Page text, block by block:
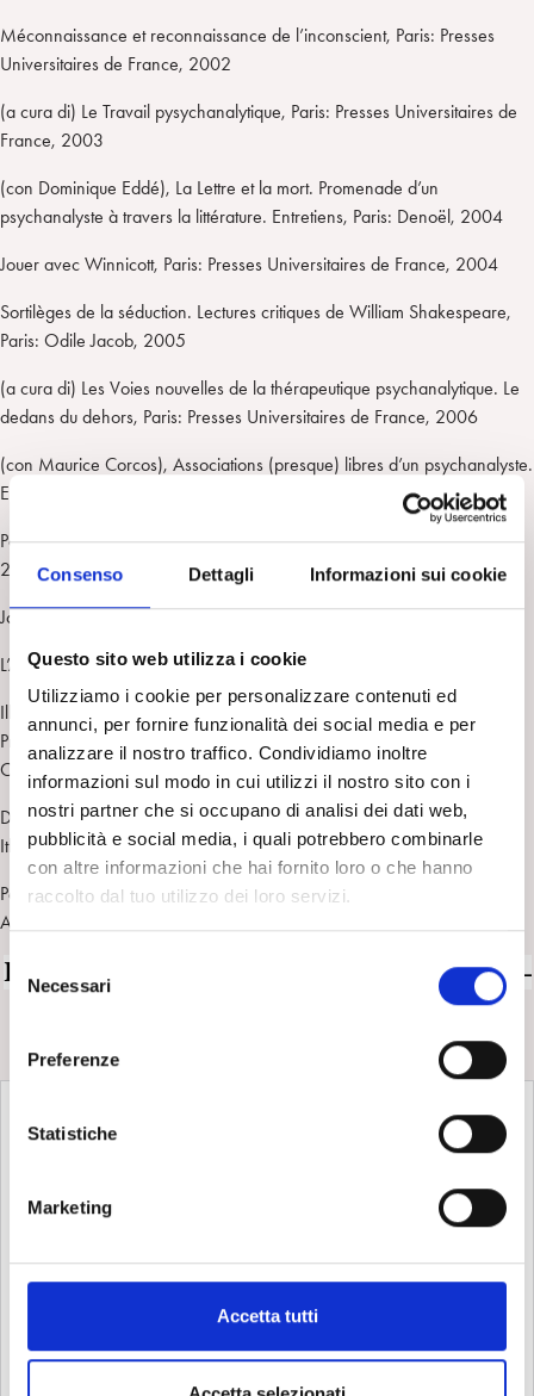
Consenso Dettagli Informazioni sui cookie
Questo sito web utilizza i cookie
Utilizziamo i cookie per personalizzare contenuti ed
annunci, per fornire funzionalità dei social media e per
analizzare il nostro traffico. Condividiamo inoltre
informazioni sul modo in cui utilizzi il nostro sito con i
nostri partner che si occupano di analisi dei dati web,
pubblicità e social media, i quali potrebbero combinarle
con altre informazioni che hai fornito loro o che hanno
raccolto dal tuo utilizzo dei loro servizi.
S
Necessari
Preferenze
Statistiche
Marketing
Accetta tutti
Méconnaissance et reconnaissance de l’inconscient, Paris: Presses
Universitaires de France, 2002
(a cura di) Le Travail pysychanalytique, Paris: Presses Universitaires de
France, 2003
(con Dominique Eddé), La Lettre et la mort. Promenade d’un
psychanalyste à travers la littérature. Entretiens, Paris: Denoël, 2004
Jouer avec Winnicott, Paris: Presses Universitaires de France, 2004
Sortilèges de la séduction. Lectures critiques de William Shakespeare,
Paris: Odile Jacob, 2005
(a cura di) Les Voies nouvelles de la thérapeutique psychanalytique. Le
dedans du dehors, Paris: Presses Universitaires de France, 2006
(con Maurice Corcos), Associations (presque) libres d’un psychanalyste.
Entretiens, Paris: Albin Michel, 2006
Pourquoi les pulsions de destruction ou de mort?, Paris: Éd. du Panama,
2007
Joseph Conrad: le premier commandement, Paris: Éd. In Press, 2008
L’Aventure négative, Paris: Hermann, 2009
Illusions et désillusions du travail psychanalytique (2010), trad. Rosella
Prezzo, Illusioni e disillusioni del lavoro psicoanalitico, Milano: Raffaello
Cortina, 2011
Du signe au discours. Psychanalyse et théorie du langage, Paris: Éd.
Ithaque, 2011
Penser la psychanalyse avec Bion, Lacan, Winnicott, Laplanche,
Aulagnier, Anzieu, Rosolato, Paris: Éd. Ithaque, 2013
Per la serie I protagonisti della Psicoanalisi –
guarda tutti i contenuti della serie: